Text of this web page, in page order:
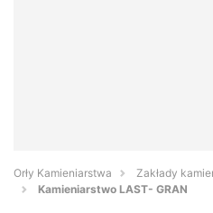
Orły Kamieniarstwa
Zakłady
Kamieniarstwo LAST- GRAN